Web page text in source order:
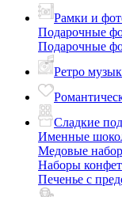
Рамки и
Подарочные
Подарочные
Ретро
Сладкие
Именные
Медовые
Наборы конфет
Печенье с